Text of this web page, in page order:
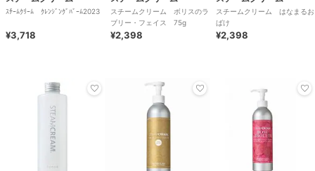
ｽﾁｰﾑｸﾘｰﾑ ｸﾚﾝｼﾞﾝｸﾞﾊﾞｰﾑ2023
¥3,718
スチームクリーム ボリスのラ
ブリー・フェイス 75g
¥2,398
スチームクリーム はなまるお
ばけ
¥2,398